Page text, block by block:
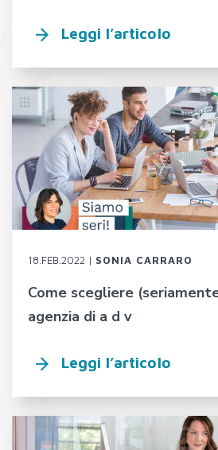
Leggi l’articolo
18.FEB.2022 | SONIA CARRARO
Come scegliere
agenzia di a d v
Leggi l’articolo